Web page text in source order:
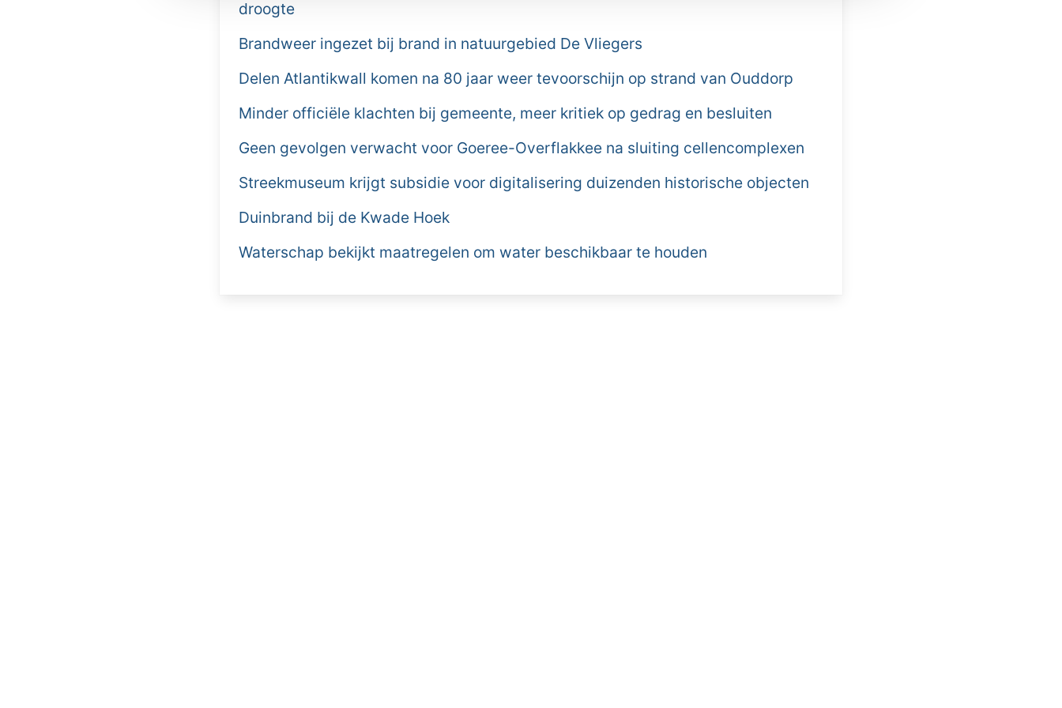
droogte
Brandweer ingezet bij brand in natuurgebied De Vliegers
Delen Atlantikwall komen na 80 jaar weer tevoorschijn op strand van Ouddorp
Minder officiële klachten bij gemeente, meer kritiek op gedrag en besluiten
Geen gevolgen verwacht voor Goeree-Overflakkee na sluiting cellencomplexen
Streekmuseum krijgt subsidie voor digitalisering duizenden historische objecten
Duinbrand bij de Kwade Hoek
Waterschap bekijkt maatregelen om water beschikbaar te houden